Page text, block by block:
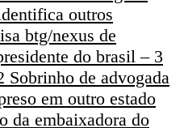
outros
btg/nexus de
do brasil – 3
Sobrinho de advogada
em outro estado
da embaixadora do